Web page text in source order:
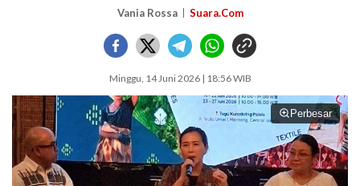
Vania Rossa Suara.Com
Minggu, 14 Juni 2026 | 18:56 WIB
Perbesar